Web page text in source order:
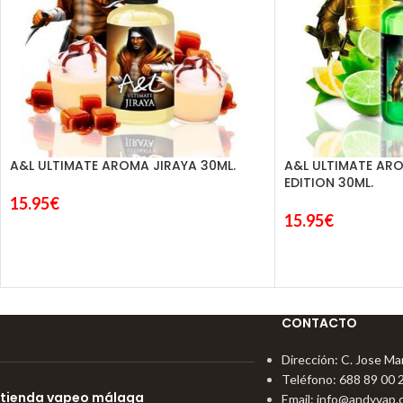
A&L ULTIMATE AROMA JIRAYA 30ML.
15.95€
A&L ULTIMATE
EDITION 30ML.
15.95€
tienda vapeo málaga
CONTACTO
Dirección: C. Jose
Teléfono: 688 89 00
Email: